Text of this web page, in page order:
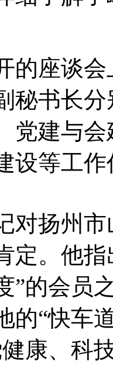
座谈会
秘书长
党建与
设等工
扬州市
定。他
”的会员
的“快车
康、科